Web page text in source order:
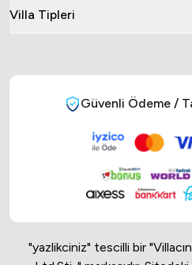
Villa Tipleri
Güvenli Ödeme /
"yazlikciniz" tescilli bir